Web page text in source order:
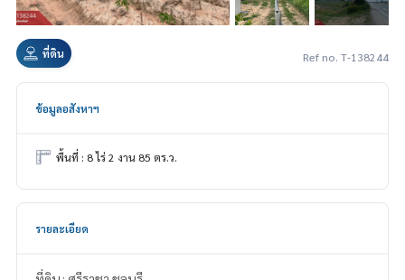
ที่ดิน Ref no. T-138244
ข้อมูลอสังหาฯ
พื้นที่ : 8 ไร่ 2 งาน 85 ตร.ว.
รายละเอียด